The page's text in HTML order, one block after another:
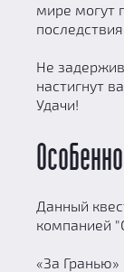
мире могут
Не
настигнут
Удачи!
Данный
компанией
«За